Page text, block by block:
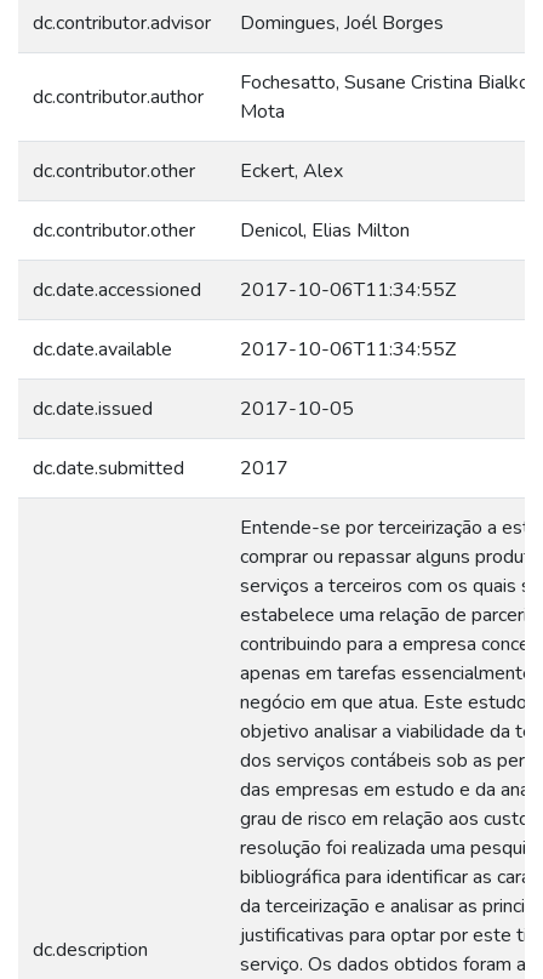
dc.contributor.advisor Domingues, Joél Borges
dc.contributor.author
Fochesatto, Susane Cristina
Mota
dc.contributor.other Eckert, Alex
dc.contributor.other Denicol, Elias Milton
dc.date.accessioned 2017-10-06T11:34:55Z
dc.date.available 2017-10-06T11:34:55Z
dc.date.issued 2017-10-05
dc.date.submitted 2017
dc.description
Entende-se por terceirização a
comprar ou repassar alguns
serviços a terceiros com os quais se
estabelece uma relação de parceria,
contribuindo para a empresa
apenas em tarefas essencialmente
negócio em que atua. Este estudo
objetivo analisar a viabilidade da
dos serviços contábeis sob as
das empresas em estudo e da
grau de risco em relação aos
resolução foi realizada uma
bibliográfica para identificar as
da terceirização e analisar as
justificativas para optar por este
serviço. Os dados obtidos foram